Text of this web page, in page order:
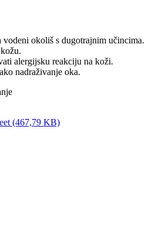
okoliš s dugotrajnim učincima.
alergijsku reakciju na koži.
nadraživanje oka.
(467,79 KB)